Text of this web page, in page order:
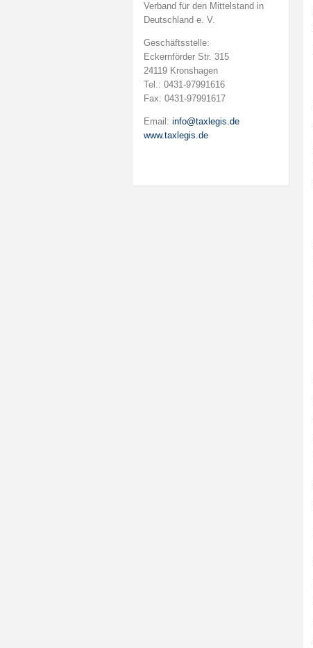
Verband für den Mittelstand in
Deutschland e. V.
Geschäftsstelle:
Eckernförder Str. 315
24119 Kronshagen
Tel.: 0431-97991616
Fax: 0431-97991617
Email: info@taxlegis.de
www.taxlegis.de